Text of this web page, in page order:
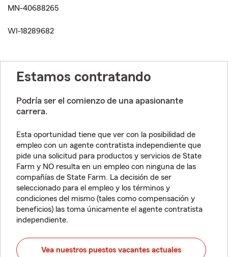
MN-40688265
WI-18289682
Estamos contratando
Podría ser el comienzo de una apasionante
carrera.
Esta oportunidad tiene que ver con la posibilidad de
empleo con un agente contratista independiente que
pide una solicitud para productos y servicios de State
Farm y NO resulta en un empleo con ninguna de las
compañías de State Farm. La decisión de ser
seleccionado para el empleo y los términos y
condiciones del mismo (tales como compensación y
beneficios) las toma únicamente el agente contratista
independiente.
Vea nuestros puestos vacantes actuales